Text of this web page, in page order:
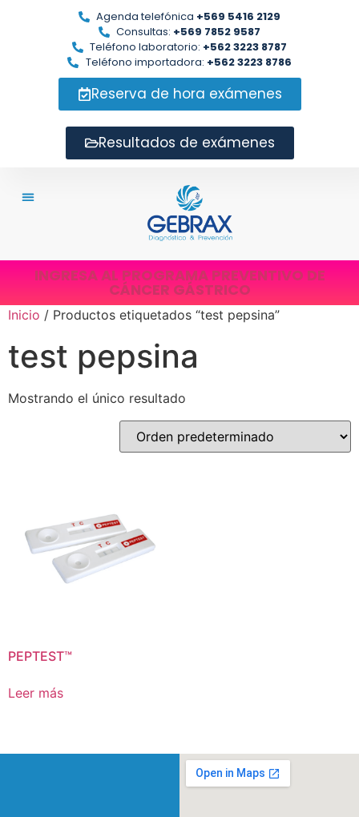
Agenda telefónica +569 5416 2129
Consultas: +569 7852 9587
Teléfono laboratorio: +562 3223 8787
Teléfono importadora: +562 3223 8786
Reserva de hora exámenes
Resultados de exámenes
INGRESA AL PROGRAMA PREVENTIVO DE
CÁNCER GÁSTRICO
Inicio / Productos etiquetados “test pepsina”
test pepsina
Mostrando el único resultado
PEPTEST™
Leer más